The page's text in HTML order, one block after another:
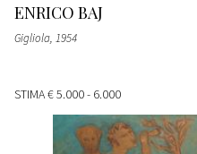
ENRICO BAJ
Gigliola, 1954
STIMA€ 5.000 - 6.000